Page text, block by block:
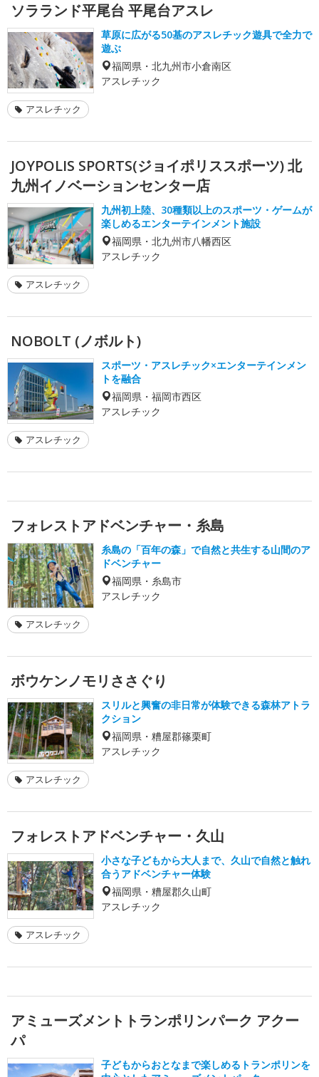
ソラランド平尾台 平尾台アスレ
草原に広がる50基のアスレチック遊具で全力で
遊ぶ
福岡県・北九州市小倉南区
アスレチック
アスレチック
JOYPOLIS SPORTS(ジョイポリススポーツ) 北
九州イノベーションセンター店
九州初上陸、30種類以上のスポーツ・ゲームが
楽しめるエンターテインメント施設
福岡県・北九州市八幡西区
アスレチック
アスレチック
NOBOLT (ノボルト)
スポーツ・アスレチック×エンターテインメン
トを融合
福岡県・福岡市西区
アスレチック
アスレチック
フォレストアドベンチャー・糸島
糸島の「百年の森」で自然と共生する山間のア
ドベンチャー
福岡県・糸島市
アスレチック
アスレチック
ボウケンノモリささぐり
スリルと興奮の非日常が体験できる森林アトラ
クション
福岡県・糟屋郡篠栗町
アスレチック
アスレチック
フォレストアドベンチャー・久山
小さな子どもから大人まで、久山で自然と触れ
合うアドベンチャー体験
福岡県・糟屋郡久山町
アスレチック
アスレチック
アミューズメントトランポリンパーク アクー
パ
子どもからおとなまで楽しめるトランポリンを